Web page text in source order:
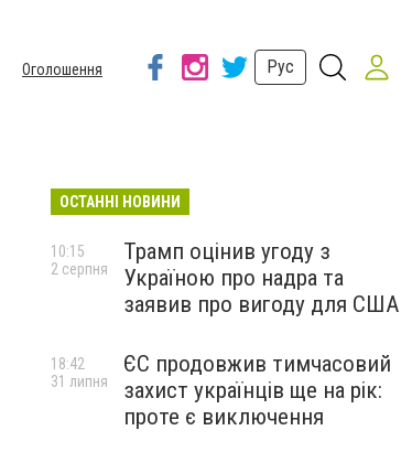
Оголошення
Рус
ОСТАННІ НОВИНИ
Трамп оцінив угоду з
Україною про надра та
заявив про вигоду для США
10:15
2 серпня
ЄС продовжив тимчасовий
захист українців ще на рік:
проте є виключення
18:42
31 липня